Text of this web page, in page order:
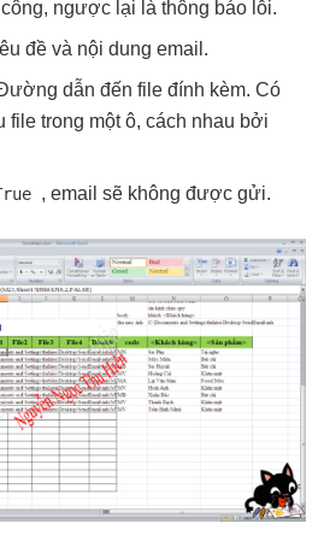
ngược lại là thông báo lỗi.
đề và nội dung email.
dẫn đến file đính kèm. Có
file trong một ô, cách nhau bởi
, email sẽ không được gửi.